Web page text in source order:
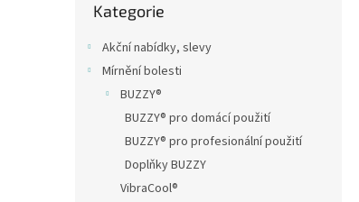
kategorie
Kategorie
Akční nabídky, slevy
Mírnění bolesti
BUZZY®
BUZZY® pro domácí použití
BUZZY® pro profesionální použití
Doplňky BUZZY
VibraCool®